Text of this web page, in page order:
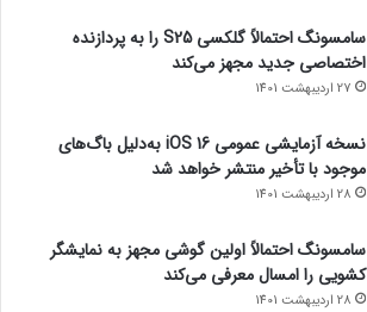
سامسونگ احتمالاً گلکسی S25 را به پردازنده
اختصاصی جدید مجهز می‌کند
27 اردیبهشت 1401
نسخه آزمایشی عمومی iOS 16 به‌دلیل باگ‌های
موجود با تأخیر منتشر خواهد شد
28 اردیبهشت 1401
سامسونگ احتمالاً اولین گوشی مجهز به نمایشگر
کشویی را امسال معرفی می‌کند
28 اردیبهشت 1401